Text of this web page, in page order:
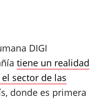
DIGI
tiene un realidad
sector de las
donde es primera